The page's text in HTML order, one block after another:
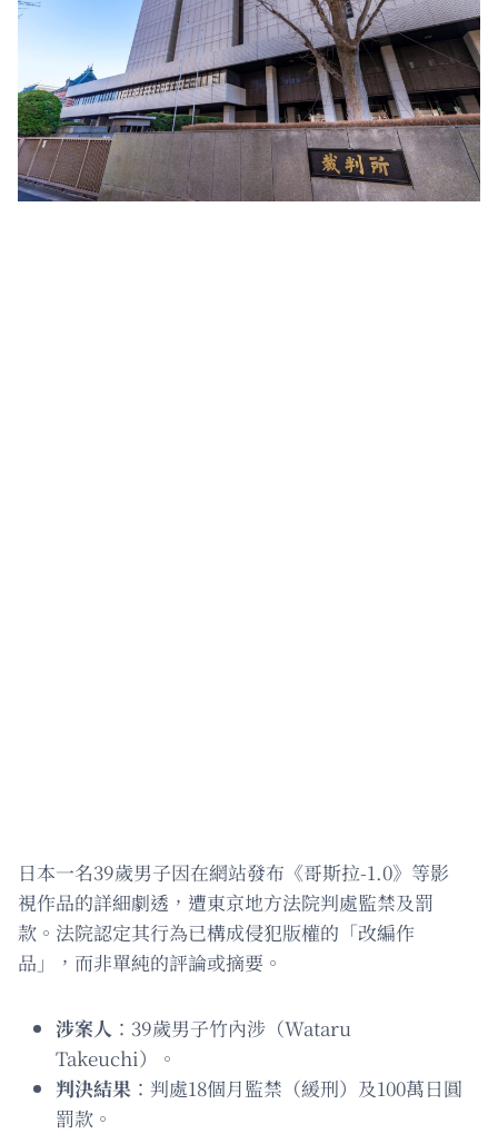
日本一名39歲男子因在網站發布《哥斯拉-1.0》等影
視作品的詳細劇透，遭東京地方法院判處監禁及罰
款。法院認定其行為已構成侵犯版權的「改編作
品」，而非單純的評論或摘要。
涉案人 ：39歲男子竹內涉（Wataru
Takeuchi）。
判決結果 ：判處18個月監禁（緩刑）及100萬日圓
罰款。